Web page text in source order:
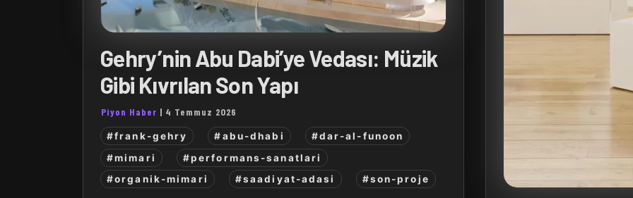
Gehry’nin Abu Dabi’ye Vedası: Müzik
Gibi Kıvrılan Son Yapı
Piyon Haber | 4 Temmuz 2026
#frank-gehry #abu-dhabi
#dar-al-funoon
#mimari
#performans-sanatlari
#organik-mimari
#saadiyat-adasi #son-proje